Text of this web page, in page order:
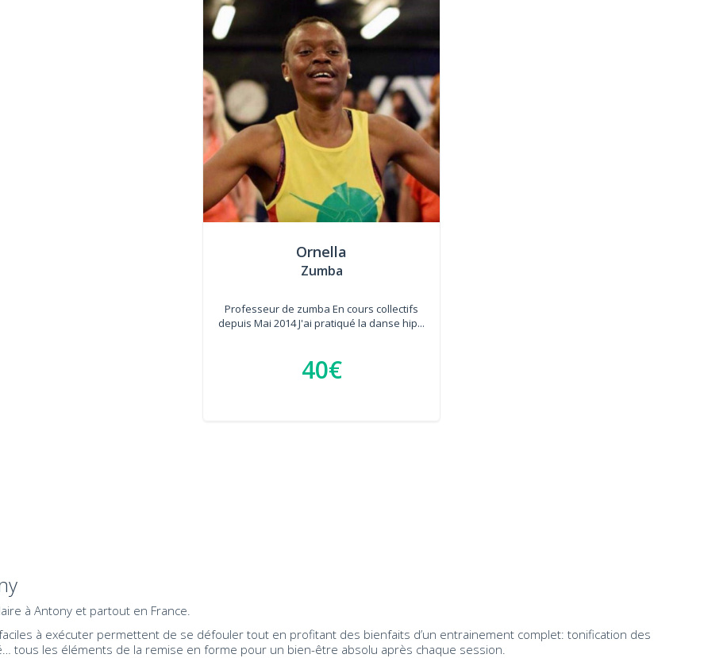
Ornella
Zumba
Professeur de zumba En cours collectifs
depuis Mai 2014 J'ai pratiqué la danse hip...
40€
à Antony et partout en France.
à exécuter permettent de se défouler tout en profitant des bienfaits d’un entrainement complet: tonification des
tous les éléments de la remise en forme pour un bien-être absolu après chaque session.